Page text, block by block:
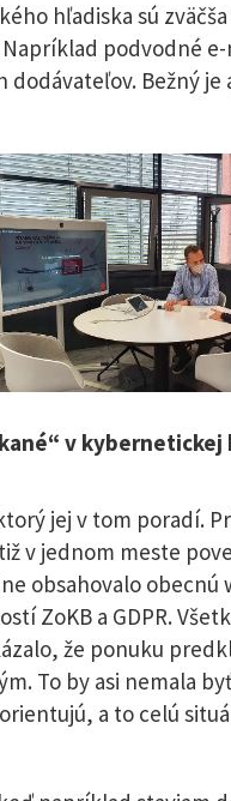
hľadiska sú
podvodné
Bežný je
v
jej v tom poradí.
v jednom meste
obsahovalo obecnú
ZoKB a GDPR.
že ponuku
To by asi nemala
a to celú